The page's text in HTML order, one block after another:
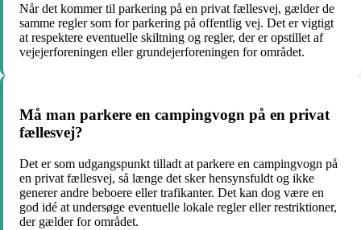
Når det kommer til parkering på en privat fællesvej, gælder de
samme regler som for parkering på offentlig vej. Det er vigtigt
at respektere eventuelle skiltning og regler, der er opstillet af
vejejerforeningen eller grundejerforeningen for området.
Må man parkere en campingvogn på en privat
fællesvej?
Det er som udgangspunkt tilladt at parkere en campingvogn på
en privat fællesvej, så længe det sker hensynsfuldt og ikke
generer andre beboere eller trafikanter. Det kan dog være en
god idé at undersøge eventuelle lokale regler eller restriktioner,
der gælder for området.